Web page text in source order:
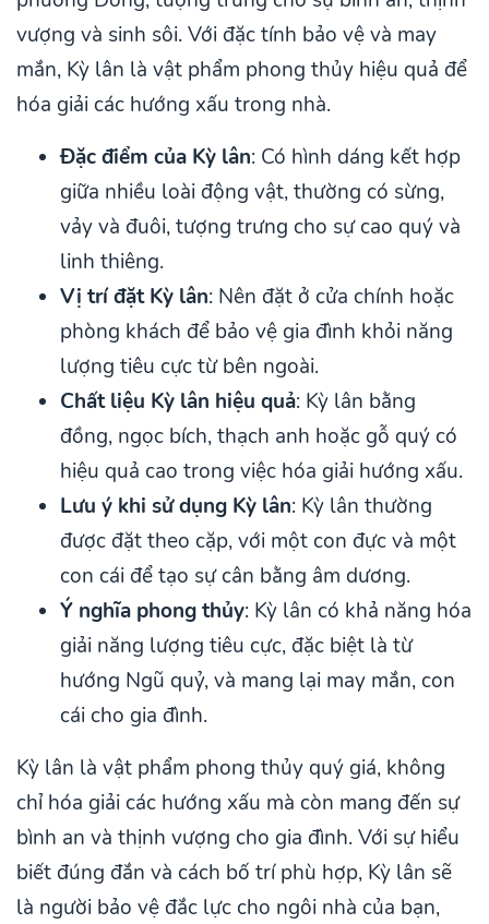
vượng và sinh sôi. Với đặc tính bảo vệ và may
mắn, Kỳ lân là vật phẩm phong thủy hiệu quả để
hóa giải các hướng xấu trong nhà.
Đặc điểm của Kỳ lân: Có hình dáng kết hợp
giữa nhiều loài động vật, thường có sừng,
vảy và đuôi, tượng trưng cho sự cao quý và
linh thiêng.
Vị trí đặt Kỳ lân: Nên đặt ở cửa chính hoặc
phòng khách để bảo vệ gia đình khỏi năng
lượng tiêu cực từ bên ngoài.
Chất liệu Kỳ lân hiệu quả: Kỳ lân bằng
đồng, ngọc bích, thạch anh hoặc gỗ quý có
hiệu quả cao trong việc hóa giải hướng xấu.
Lưu ý khi sử dụng Kỳ lân: Kỳ lân thường
được đặt theo cặp, với một con đực và một
con cái để tạo sự cân bằng âm dương.
Ý nghĩa phong thủy: Kỳ lân có khả năng hóa
giải năng lượng tiêu cực, đặc biệt là từ
hướng Ngũ quỷ, và mang lại may mắn, con
cái cho gia đình.
Kỳ lân là vật phẩm phong thủy quý giá, không
chỉ hóa giải các hướng xấu mà còn mang đến sự
bình an và thịnh vượng cho gia đình. Với sự hiểu
biết đúng đắn và cách bố trí phù hợp, Kỳ lân sẽ
là người bảo vệ đắc lực cho ngôi nhà của bạn,